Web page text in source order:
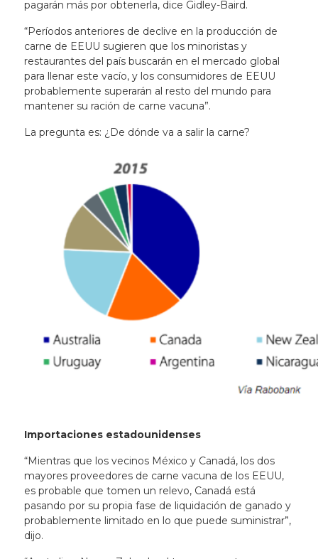
pagarán más por obtenerla, dice Gidley-Baird.
“Períodos anteriores de declive en la producción de
carne de EEUU sugieren que los minoristas y
restaurantes del país buscarán en el mercado global
para llenar este vacío, y los consumidores de EEUU
probablemente superarán al resto del mundo para
mantener su ración de carne vacuna”.
La pregunta es: ¿De dónde va a salir la carne?
Importaciones estadounidenses
“Mientras que los vecinos México y Canadá, los dos
mayores proveedores de carne vacuna de los EEUU,
es probable que tomen un relevo, Canadá está
pasando por su propia fase de liquidación de ganado y
probablemente limitado en lo que puede suministrar”,
dijo.